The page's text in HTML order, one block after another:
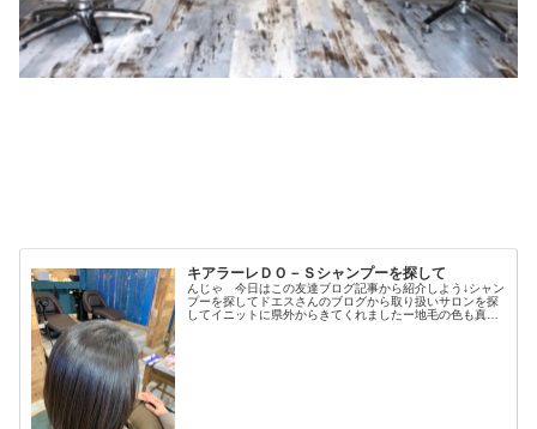
キアラーレＤＯ－Ｓシャンプーを探して
んじゃ 今日はこの友達ブログ記事から紹介しよう↓シャン
プーを探してドエスさんのブログから取り扱いサロンを探
してイニットに県外からきてくれましたー地毛の色も真っ